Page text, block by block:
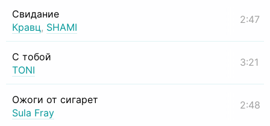
Свидание
Кравц, SHAMI
2:47
С тобой
TONI
3:21
Ожоги от сигарет
Sula Fray
2:48